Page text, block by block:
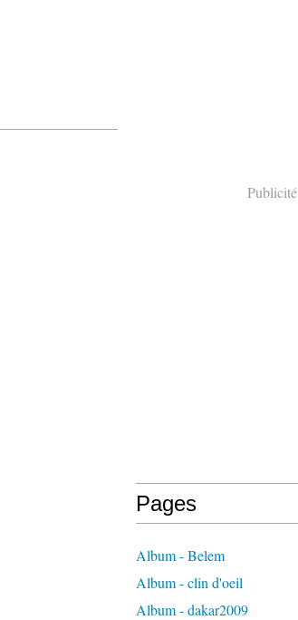
Publicité
Pages
Album - Belem
Album - clin d'oeil
Album - dakar2009